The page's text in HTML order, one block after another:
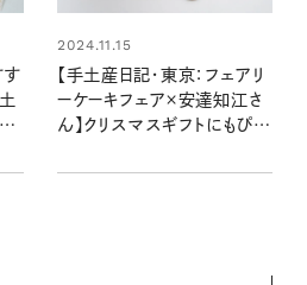
す
2024.11.15
【手土産日記・東京：フェアリ
ーケーキフェア×安達知江さ
ん】クリスマスギフトにもぴっ